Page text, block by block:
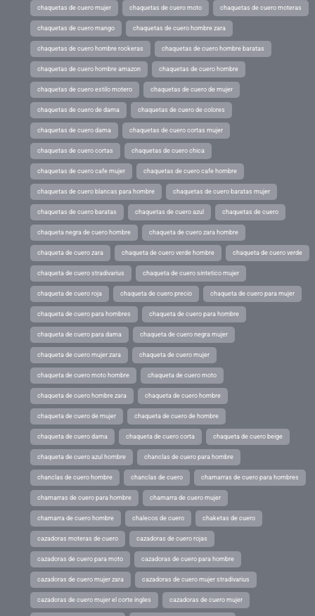
chaquetas de cuero mujer chaquetas de cuero moto chaquetas de cuero moteras
chaquetas de cuero mango chaquetas de cuero hombre zara
chaquetas de cuero hombre rockeras chaquetas de cuero hombre baratas
chaquetas de cuero hombre amazon chaquetas de cuero hombre
chaquetas de cuero estilo motero chaquetas de cuero de mujer
chaquetas de cuero de dama chaquetas de cuero de colores
chaquetas de cuero dama chaquetas de cuero cortas mujer
chaquetas de cuero cortas chaquetas de cuero chica
chaquetas de cuero cafe mujer chaquetas de cuero cafe hombre
chaquetas de cuero blancas para hombre chaquetas de cuero baratas mujer
chaquetas de cuero baratas chaquetas de cuero azul chaquetas de cuero
chaqueta negra de cuero hombre chaqueta de cuero zara hombre
chaqueta de cuero zara chaqueta de cuero verde hombre chaqueta de cuero verde
chaqueta de cuero stradivarius chaqueta de cuero sintetico mujer
chaqueta de cuero roja chaqueta de cuero precio chaqueta de cuero para mujer
chaqueta de cuero para hombres chaqueta de cuero para hombre
chaqueta de cuero para dama chaqueta de cuero negra mujer
chaqueta de cuero mujer zara chaqueta de cuero mujer
chaqueta de cuero moto hombre chaqueta de cuero moto
chaqueta de cuero hombre zara chaqueta de cuero hombre
chaqueta de cuero de mujer chaqueta de cuero de hombre
chaqueta de cuero dama chaqueta de cuero corta chaqueta de cuero beige
chaqueta de cuero azul hombre chanclas de cuero para hombre
chanclas de cuero hombre chanclas de cuero chamarras de cuero para hombres
chamarras de cuero para hombre chamarra de cuero mujer
chamarra de cuero hombre chalecos de cuero chaketas de cuero
cazadoras moteras de cuero cazadoras de cuero rojas
cazadoras de cuero para moto cazadoras de cuero para hombre
cazadoras de cuero mujer zara cazadoras de cuero mujer stradivarius
cazadoras de cuero mujer el corte ingles cazadoras de cuero mujer